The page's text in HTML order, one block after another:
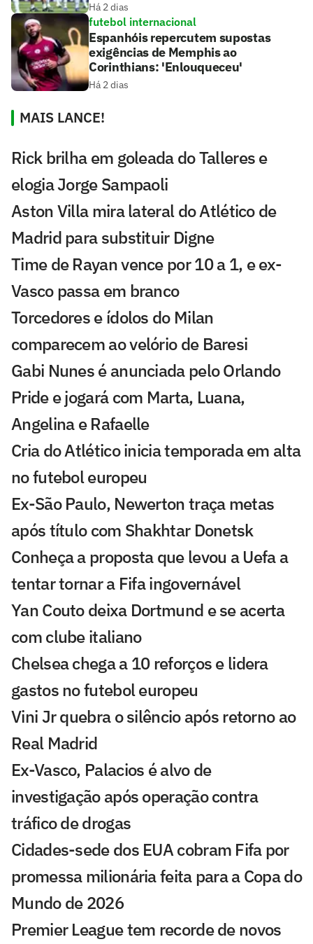
Há 2 dias
futebol internacional
Espanhóis repercutem supostas
exigências de Memphis ao
Corinthians: 'Enlouqueceu'
Há 2 dias
MAIS LANCE!
Rick brilha em goleada do Talleres e
elogia Jorge Sampaoli
Aston Villa mira lateral do Atlético de
Madrid para substituir Digne
Time de Rayan vence por 10 a 1, e ex-
Vasco passa em branco
Torcedores e ídolos do Milan
comparecem ao velório de Baresi
Gabi Nunes é anunciada pelo Orlando
Pride e jogará com Marta, Luana,
Angelina e Rafaelle
Cria do Atlético inicia temporada em alta
no futebol europeu
Ex-São Paulo, Newerton traça metas
após título com Shakhtar Donetsk
Conheça a proposta que levou a Uefa a
tentar tornar a Fifa ingovernável
Yan Couto deixa Dortmund e se acerta
com clube italiano
Chelsea chega a 10 reforços e lidera
gastos no futebol europeu
Vini Jr quebra o silêncio após retorno ao
Real Madrid
Ex-Vasco, Palacios é alvo de
investigação após operação contra
tráfico de drogas
Cidades-sede dos EUA cobram Fifa por
promessa milionária feita para a Copa do
Mundo de 2026
Premier League tem recorde de novos